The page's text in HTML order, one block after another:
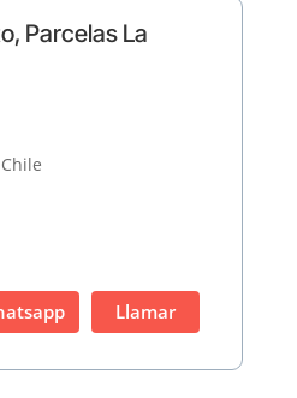
Parcelas La
Llamar